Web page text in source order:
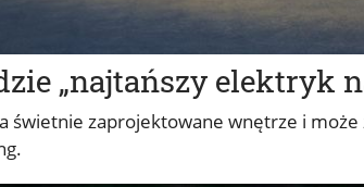
„najtańszy elektryk
świetnie zaprojektowane wnętrze i może